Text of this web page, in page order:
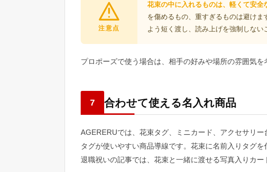
注意点
花束の中に入れるものは、軽くて安全
を傷めるもの、重すぎるものは避け
よう短く渡し、読み上げを強制しない
プロポーズで使う場合は、相手の好みや場所の雰囲気
7 合わせて使える名入れ商品
AGERERUでは、花束タグ、ミニカード、アクセサリ
タグが使いやすい商品導線です。花束に名前入りタグ
退職祝いの記事では、花束と一緒に渡せる写真入りカー